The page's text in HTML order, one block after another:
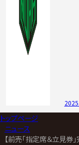
トップページ
ニュース
【前売「指定席＆立見